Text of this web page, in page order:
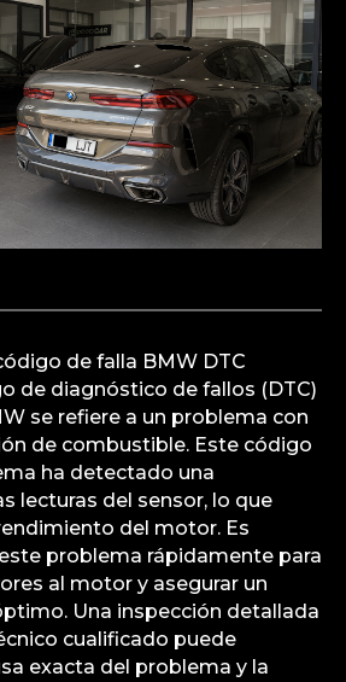
de falla BMW DTC
de diagnóstico de fallos (DTC)
se refiere a un problema con
de combustible. Este código
ha detectado una
lecturas del sensor, lo que
del motor. Es
problema rápidamente para
al motor y asegurar un
Una inspección detallada
cualificado puede
exacta del problema y la